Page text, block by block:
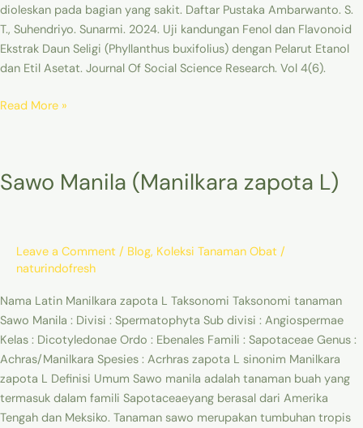
dioleskan pada bagian yang sakit. Daftar Pustaka Ambarwanto. S.
T., Suhendriyo. Sunarmi. 2024. Uji kandungan Fenol dan Flavonoid
Ekstrak Daun Seligi (Phyllanthus buxifolius) dengan Pelarut Etanol
dan Etil Asetat. Journal Of Social Science Research. Vol 4(6).
Read More »
Sawo Manila (Manilkara zapota L)
Leave a Comment / Blog, Koleksi Tanaman Obat /
naturindofresh
Nama Latin Manilkara zapota L Taksonomi Taksonomi tanaman
Sawo Manila : Divisi : Spermatophyta Sub divisi : Angiospermae
Kelas : Dicotyledonae Ordo : Ebenales Famili : Sapotaceae Genus :
Achras/Manilkara Spesies : Acrhras zapota L sinonim Manilkara
zapota L Definisi Umum Sawo manila adalah tanaman buah yang
termasuk dalam famili Sapotaceaeyang berasal dari Amerika
Tengah dan Meksiko. Tanaman sawo merupakan tumbuhan tropis
Manila